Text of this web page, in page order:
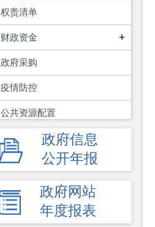
权责清单
财政资金 +
政府采购
疫情防控
公共资源配置
重大建设项目
公益事业建设
其他主动公开内容
政府信息
公开年报
政府网站
年度报表